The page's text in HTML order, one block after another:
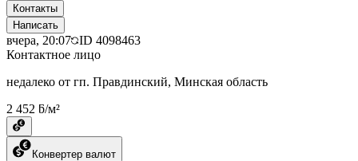
Контакты
Написать
вчера, 20:07 ID 4098463
Контактное лицо
недалеко от гп. Правдинский, Минская область
2 452 ƃ/м²
Конвертер валют